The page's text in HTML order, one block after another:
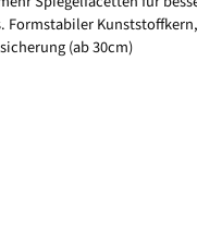
Formstabiler Kunststoffkern,
(ab 30cm)